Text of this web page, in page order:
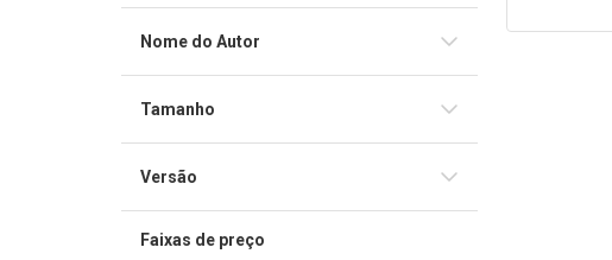
Nome do Autor
Tamanho
Grande
Versão
Faixas de preço